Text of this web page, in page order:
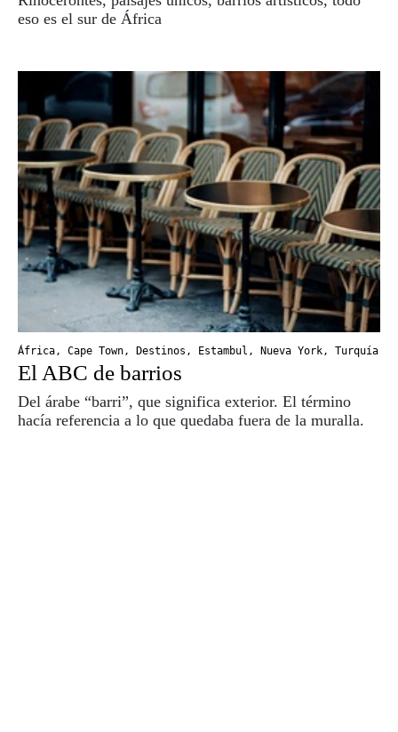
eso es el sur de África
África, Cape Town, Destinos , Estambul , Nueva York, Turquía
El ABC de barrios
Del árabe “barri”, que significa exterior. El término
hacía referencia a lo que quedaba fuera de la muralla.